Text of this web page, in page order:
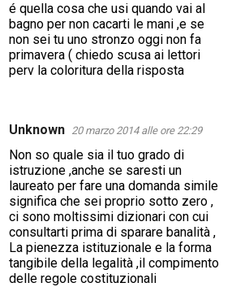
é quella cosa che usi quando vai al
bagno per non cacarti le mani ,e se
non sei tu uno stronzo oggi non fa
primavera ( chiedo scusa ai lettori
perv la coloritura della risposta
Unknown 20 marzo 2014 alle ore 22:29
Non so quale sia il tuo grado di
istruzione ,anche se saresti un
laureato per fare una domanda simile
significa che sei proprio sotto zero ,
ci sono moltissimi dizionari con cui
consultarti prima di sparare banalità ,
La pienezza istituzionale e la forma
tangibile della legalità ,il compimento
delle regole costituzionali